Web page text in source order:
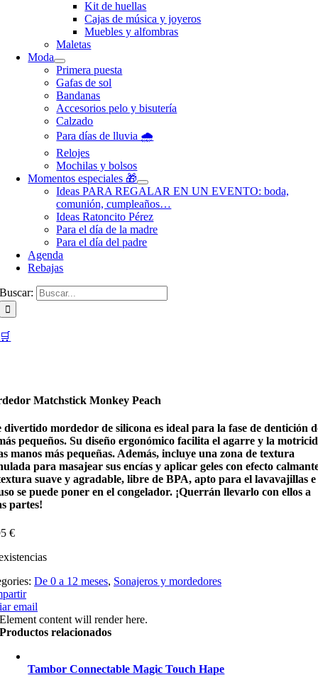
Kit de huellas
Cajas de música y joyeros
Muebles y alfombras
Maletas
Moda
Primera puesta
Gafas de sol
Bandanas
Accesorios pelo y bisutería
Calzado
Para días de lluvia 🌧️
Relojes
Mochilas y bolsos
Momentos especiales 🎁
Ideas PARA REGALAR EN UN EVENTO: boda,
comunión, cumpleaños…
Ideas Ratoncito Pérez
Para el día de la madre
Para el día del padre
Agenda
Rebajas
Buscar:
🛒
Matchstick Monkey Peach
divertido mordedor de silicona es ideal para la fase de dentición
pequeños. Su diseño ergonómico facilita el agarre y la
manos más pequeñas. Además, incluye una zona de textura
para masajear sus encías y aplicar geles con efecto
suave y agradable, libre de BPA, apto para el lavavajillas e
se puede poner en el congelador. ¡Querrán llevarlo con ellos a
partes!
€
De 0 a 12 meses, Sonajeros y mordedores
email
Element content will render here.
Productos relacionados
Tambor Connectable Magic Touch Hape